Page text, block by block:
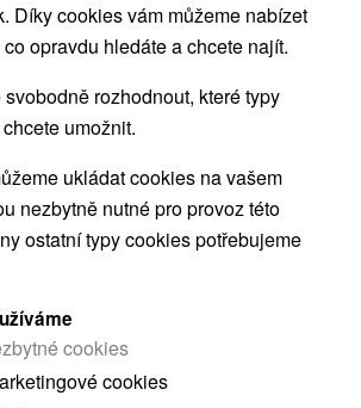
nebo termín
Meder(1)
- NEJPRODÁVANĚJŠÍ
Díky cookies vám můžeme nabízet
opravdu hledáte a chcete najít.
rozhodnout, které typy
umožnit.
ukládat cookies na vašem
nezbytně nutné pro provoz této
ostatní typy cookies potřebujeme
cookies
cookies